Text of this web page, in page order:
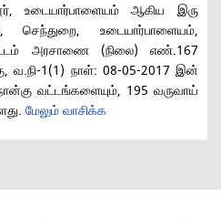
உடையார்பாளையம் ஆகிய இரு
செந்துறை, உடையார்பாளையம்,
அரசாணை (நிலை) எண்.167
வ.நி-1(1) நாள்: 08-05-2017 இன்
வட்டங்களையும், 195 வருவாய்
மேலும் வாசிக்க